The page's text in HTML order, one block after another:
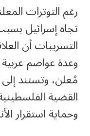
رغم التوترات
تجاه إسرائيل
التسريبات أن
وعدة عواصم
مُعلن، وتستند
القضية
وحماية استقرار